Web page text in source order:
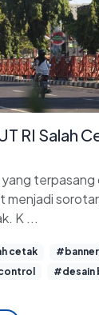
RI Salah
terpasang
menjadi
K ...
cetak
#desain